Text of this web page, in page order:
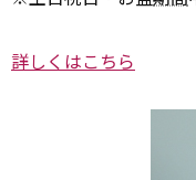
詳しくはこちら